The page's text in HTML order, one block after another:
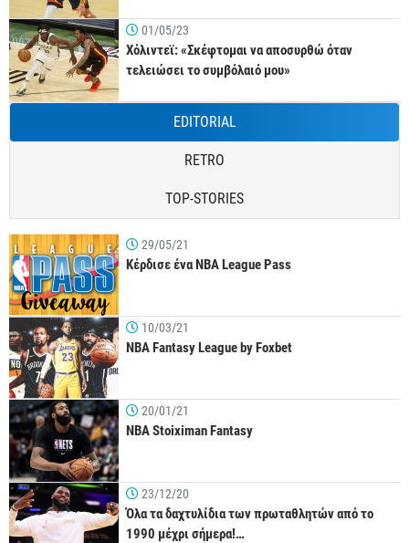
01/05/23
Χόλιντεϊ: «Σκέφτομαι να αποσυρθώ όταν
τελειώσει το συμβόλαιό μου»
EDITORIAL
RETRO
TOP-STORIES
29/05/21
Κέρδισε ένα NBA League Pass
10/03/21
NBA Fantasy League by Foxbet
20/01/21
NBA Stoiximan Fantasy
23/12/20
Όλα τα δαχτυλίδια των πρωταθλητών από το
1990 μέχρι σήμερα!…